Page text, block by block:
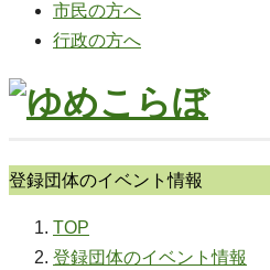
市民の方へ
行政の方へ
登録団体のイベント情報
TOP
登録団体のイベント情報